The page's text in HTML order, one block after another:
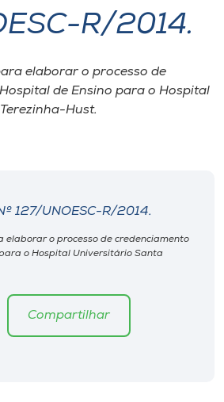
R/2014.
elaborar o processo de
de Ensino para o Hospital
Hust.
127/UNOESC-R/2014.
elaborar o processo de credenciamento
o Hospital Universitário Santa
Compartilhar